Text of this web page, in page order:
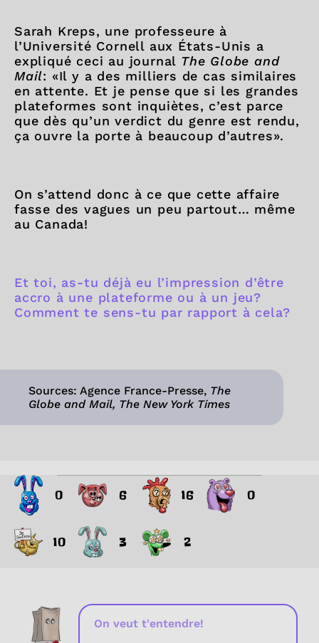
Sarah Kreps, une professeure à
l’Université Cornell aux États-Unis a
expliqué ceci au journal The Globe and
Mail: «Il y a des milliers de cas similaires
en attente. Et je pense que si les grandes
plateformes sont inquiètes, c’est parce
que dès qu’un verdict du genre est rendu,
ça ouvre la porte à beaucoup d’autres».
On s’attend donc à ce que cette affaire
fasse des vagues un peu partout… même
au Canada!
Et toi, as-tu déjà eu l’impression d’être
accro à une plateforme ou à un jeu?
Comment te sens-tu par rapport à cela?
Sources: Agence France-Presse, The
Globe and Mail, The New York Times
0 6 16 0
10 3 2